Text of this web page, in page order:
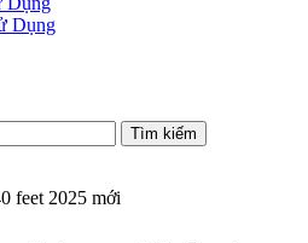
Dụng
feet 2025 mới